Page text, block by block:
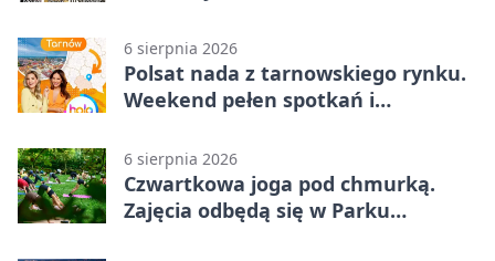
6 sierpnia 2026
Polsat nada z tarnowskiego rynku.
Weekend pełen spotkań i
6 sierpnia 2026
Czwartkowa joga pod chmurką.
Zajęcia odbędą się w Parku